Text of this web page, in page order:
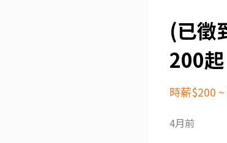
200起
時薪$200
4月前